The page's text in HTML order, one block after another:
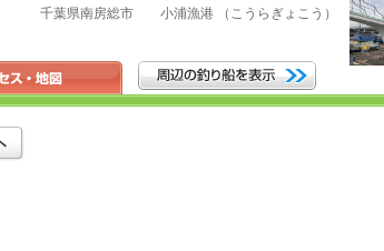
千葉県南房総市 小浦漁港 （こうらぎょこう）